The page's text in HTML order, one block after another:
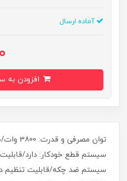
آماده ارسال
سیستم قطع خودکار: دارد/
سیستم ضد چکه/قابلیت تنظیم